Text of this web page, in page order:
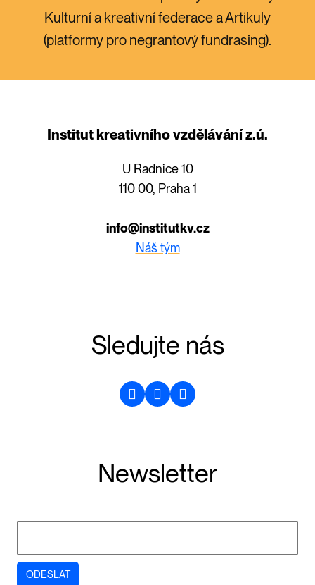
Kulturní a kreativní federace a Artikuly
(platformy pro negrantový fundrasing).
Institut kreativního vzdělávání z.ú.
U Radnice 10
110 00, Praha 1
info@institutkv.cz
Náš tým
Sledujte nás
Newsletter
ODESLAT